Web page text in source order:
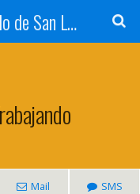
Cooperativa en Dessarollo de San Luis
Mail SMS